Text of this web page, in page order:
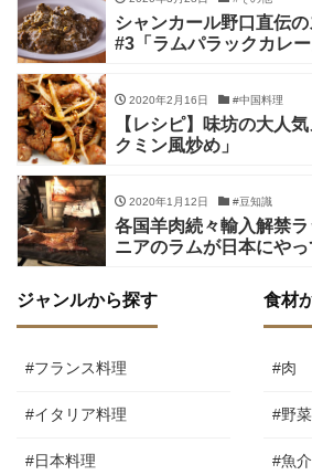
シャンカール野口直伝
#3「ラムパラックカレー
2020年2月16日 #中国料理
【レシピ】味坊の大人
クミン風炒め」
2020年1月12日 #豆知識
各国羊肉続々輸入解禁
ニアのラムが日本にやっ
ジャンルから探す
#フランス料理
#イタリア料理
#日本料理
食材
#肉
#野菜
#魚介